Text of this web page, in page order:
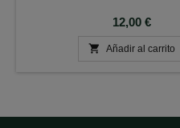
Precio
12,00 €
 Añadir al carrito